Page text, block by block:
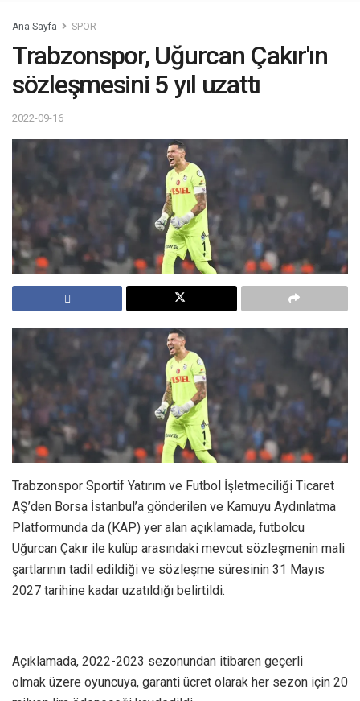
Ana Sayfa SPOR
Trabzonspor, Uğurcan Çakır'ın
sözleşmesini 5 yıl uzattı
2022-09-16
Trabzonspor Sportif Yatırım ve Futbol İşletmeciliği Ticaret
AŞ’den Borsa İstanbul’a gönderilen ve Kamuyu Aydınlatma
Platformunda da (KAP) yer alan açıklamada, futbolcu
Uğurcan Çakır ile kulüp arasındaki mevcut sözleşmenin mali
şartlarının tadil edildiği ve sözleşme süresinin 31 Mayıs
2027 tarihine kadar uzatıldığı belirtildi.
Açıklamada, 2022-2023 sezonundan itibaren geçerli
olmak üzere oyuncuya, garanti ücret olarak her sezon için 20